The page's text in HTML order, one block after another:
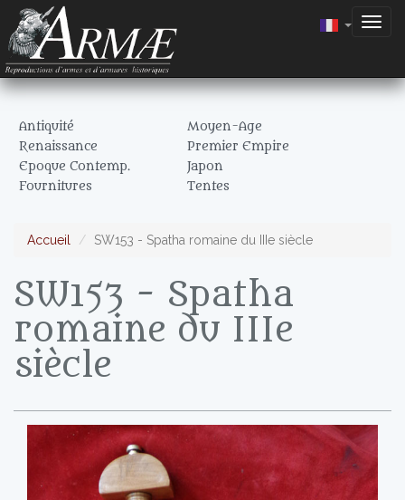
Antiquité
Moyen-Age
Renaissance
Premier Empire
Epoque Contemp.
Japon
Fournitures
Tentes
Accueil SW153 - Spatha romaine du IIIe siècle
SW153 - Spatha
romaine du IIIe
siècle